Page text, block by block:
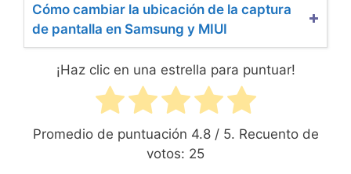
Cómo cambiar la ubicación de la captura
de pantalla en Samsung y MIUI
¡Haz clic en una estrella para puntuar!
Promedio de puntuación 4.8/ 5. Recuento de
votos: 25